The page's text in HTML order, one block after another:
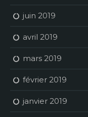
juin 2019
avril 2019
mars 2019
février 2019
janvier 2019